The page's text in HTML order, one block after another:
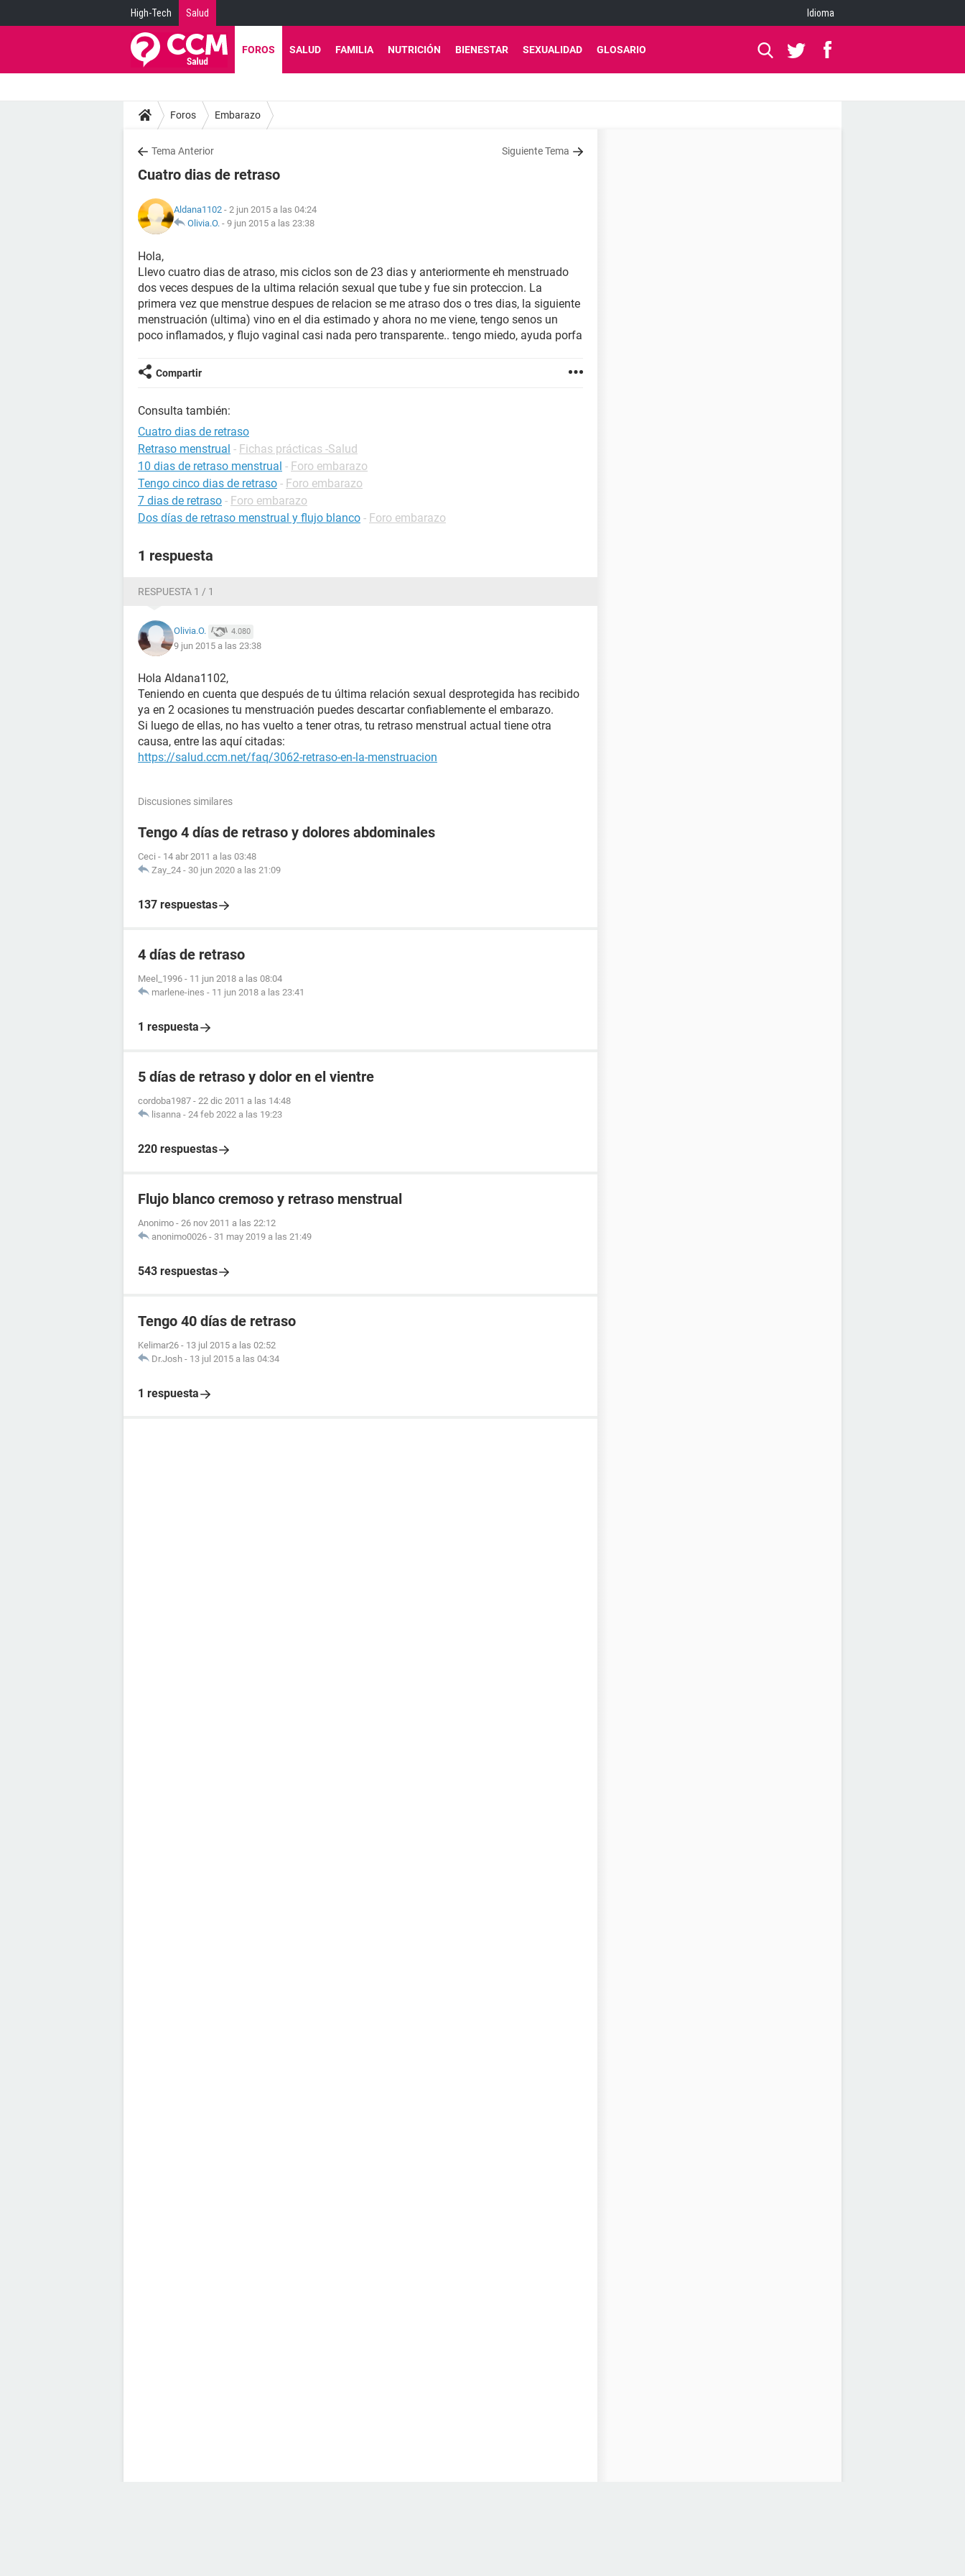
High-Tech Salud Idioma
FOROS SALUD FAMILIA NUTRICIÓN BIENESTAR SEXUALIDAD GLOSARIO
Foros Embarazo
Tema Anterior Siguiente Tema
Cuatro dias de retraso
Aldana1102 - 2 jun 2015 a las 04:24
Olivia.O. - 9 jun 2015 a las 23:38
Hola,
Llevo cuatro dias de atraso, mis ciclos son de 23 dias y anteriormente eh menstruado
dos veces despues de la ultima relación sexual que tube y fue sin proteccion. La
primera vez que menstrue despues de relacion se me atraso dos o tres dias, la siguiente
menstruación (ultima) vino en el dia estimado y ahora no me viene, tengo senos un
poco inflamados, y flujo vaginal casi nada pero transparente.. tengo miedo, ayuda porfa
Compartir
Consulta también:
Cuatro dias de retraso
Retraso menstrual - Fichas prácticas -Salud
10 dias de retraso menstrual - Foro embarazo
Tengo cinco dias de retraso - Foro embarazo
7 dias de retraso - Foro embarazo
Dos días de retraso menstrual y flujo blanco - Foro embarazo
1 respuesta
RESPUESTA 1 / 1
Olivia.O. 4.080
9 jun 2015 a las 23:38
Hola Aldana1102,
Teniendo en cuenta que después de tu última relación sexual desprotegida has recibido
ya en 2 ocasiones tu menstruación puedes descartar confiablemente el embarazo.
Si luego de ellas, no has vuelto a tener otras, tu retraso menstrual actual tiene otra
causa, entre las aquí citadas:
https://salud.ccm.net/faq/3062-retraso-en-la-menstruacion
Discusiones similares
Tengo 4 días de retraso y dolores abdominales
Ceci - 14 abr 2011 a las 03:48
Zay_24 - 30 jun 2020 a las 21:09
137 respuestas
4 días de retraso
Meel_1996 - 11 jun 2018 a las 08:04
marlene-ines - 11 jun 2018 a las 23:41
1 respuesta
5 días de retraso y dolor en el vientre
cordoba1987 - 22 dic 2011 a las 14:48
lisanna - 24 feb 2022 a las 19:23
220 respuestas
Flujo blanco cremoso y retraso menstrual
Anonimo - 26 nov 2011 a las 22:12
anonimo0026 - 31 may 2019 a las 21:49
543 respuestas
Tengo 40 días de retraso
Kelimar26 - 13 jul 2015 a las 02:52
Dr.Josh - 13 jul 2015 a las 04:34
1 respuesta